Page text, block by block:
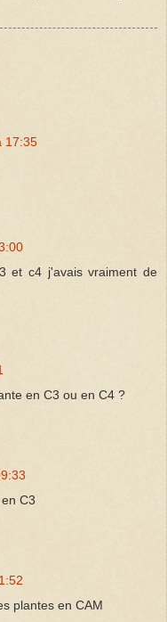
17:35
et c4 j'avais vraiment de
en C3 ou en C4 ?
C3
plantes en CAM